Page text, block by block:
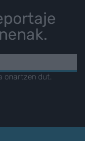
onartzen dut.